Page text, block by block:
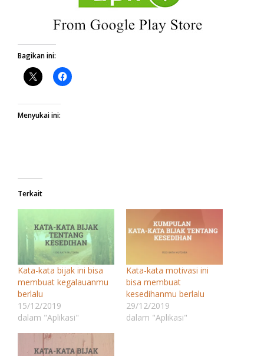
Bagikan ini:
Menyukai ini:
Terkait
Kata-kata bijak ini bisa
membuat kegalauanmu
berlalu
15/12/2019
dalam "Aplikasi"
Kata-kata motivasi ini
bisa membuat
kesedihanmu berlalu
29/12/2019
dalam "Aplikasi"